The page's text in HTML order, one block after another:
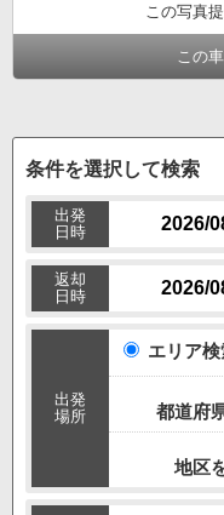
この写真
この
条件を選択して検索
出発
日時
返却
日時
出発
場所
エリア検
都道府
地区